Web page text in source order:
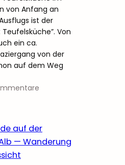
von Anfang an
ist der
Von
ein ca.
von der
auf dem Weg